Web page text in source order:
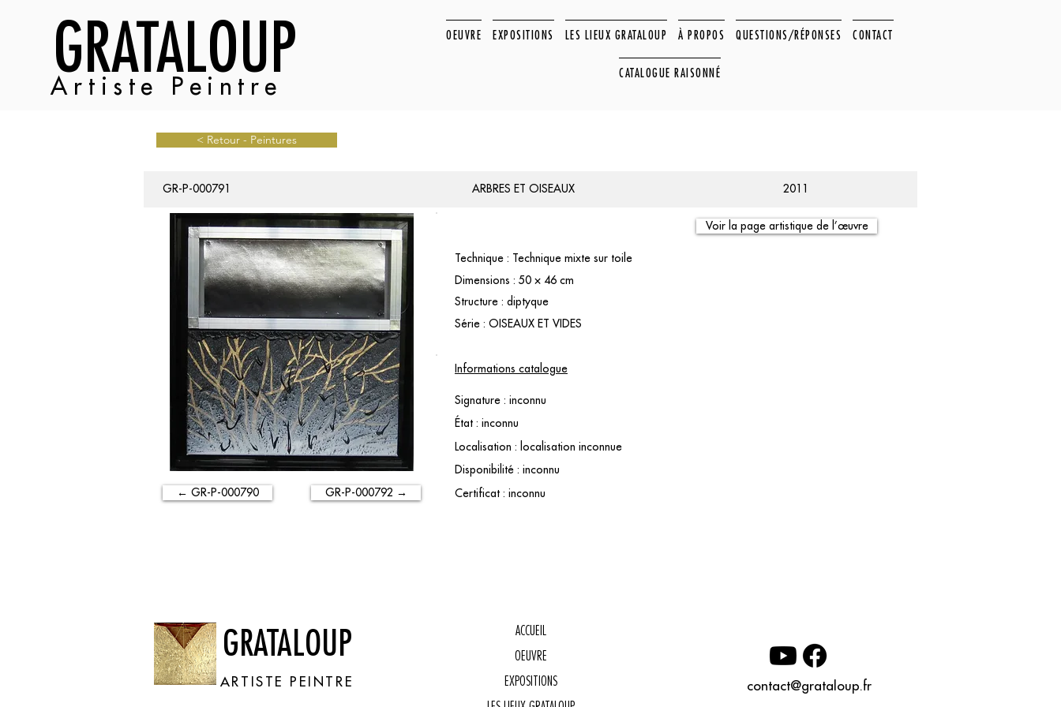
GRATALOUP
Artiste Peintre
OEUVRE EXPOSITIONS LES LIEUX GRATALOUP À PROPOS QUESTIONS/RÉPONSES CONTACT
CATALOGUE RAISONNÉ
< Retour - Peintures
GR-P-000791 ARBRES ET OISEAUX 2011
← GR-P-000790 GR-P-000792 →
Voir la page artistique de l’œuvre
Technique : Technique mixte sur toile
Dimensions : 50 × 46 cm
Structure : diptyque
Série : OISEAUX ET VIDES
Informations catalogue
Signature : inconnu
État : inconnu
Localisation : localisation inconnue
Disponibilité : inconnu
Certificat : inconnu
GRATALOUP
ARTISTE PEINTRE
ACCUEIL
OEUVRE
EXPOSITIONS
contact@grataloup.fr